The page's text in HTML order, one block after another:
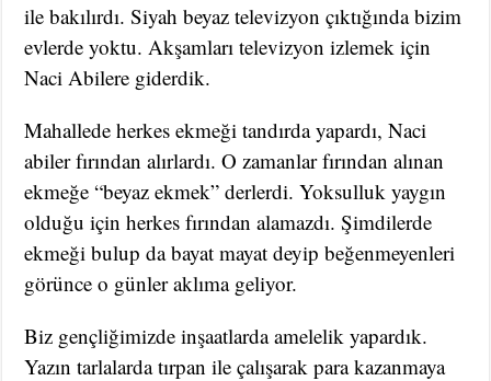
ile bakılırdı. Siyah beyaz televizyon çıktığında bizim
evlerde yoktu. Akşamları televizyon izlemek için
Naci Abilere giderdik.
Mahallede herkes ekmeği tandırda yapardı, Naci
abiler fırından alırlardı. O zamanlar fırından alınan
ekmeğe “beyaz ekmek” derlerdi. Yoksulluk yaygın
olduğu için herkes fırından alamazdı. Şimdilerde
ekmeği bulup da bayat mayat deyip beğenmeyenleri
görünce o günler aklıma geliyor.
Biz gençliğimizde inşaatlarda amelelik yapardık.
Yazın tarlalarda tırpan ile çalışarak para kazanmaya